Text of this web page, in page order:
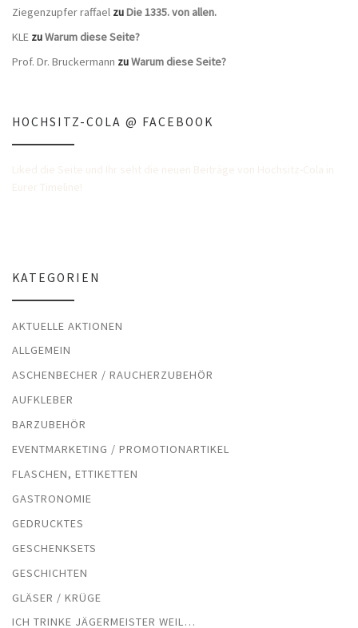
Ziegenzupfer raffael zuDie 1335. von allen.
KLE zuWarum diese Seite?
Prof. Dr. Bruckermann zuWarum diese Seite?
HOCHSITZ-COLA @ FACEBOOK
KATEGORIEN
AKTUELLE AKTIONEN
ALLGEMEIN
ASCHENBECHER / RAUCHERZUBEHÖR
AUFKLEBER
BARZUBEHÖR
EVENTMARKETING / PROMOTIONARTIKEL
FLASCHEN, ETTIKETTEN
GASTRONOMIE
GEDRUCKTES
GESCHENKSETS
GESCHICHTEN
GLÄSER / KRÜGE
ICH TRINKE JÄGERMEISTER WEIL…